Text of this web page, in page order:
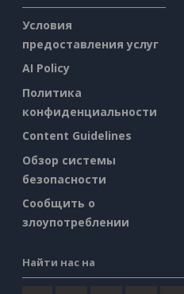
Условия
предоставления услуг
AI Policy
Политика
конфиденциальности
Content Guidelines
Обзор системы
безопасности
Сообщить о
злоупотреблении
Найти нас на